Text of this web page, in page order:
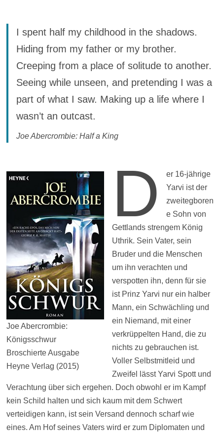
I spent half my childhood in the shadows.
Hiding from my father or my brother.
Creeping from a place of solitude to another.
Seeing while unseen, and pretending I was a
part of what I saw. Making up a life where I
wasn’t an outcast.
Joe Abercrombie: Half a King
Joe Abercrombie:
Königsschwur
Broschierte Ausgabe
Heyne Verlag (2015)
D
er 16-jährige
Yarvi ist der
zweitegboren
e Sohn von
Gettlands strengem König
Uthrik. Sein Vater, sein
Bruder und die Menschen
um ihn verachten und
verspotten ihn, denn für sie
ist Prinz Yarvi nur ein halber
Mann, ein Schwächling und
ein Niemand, mit einer
verkrüppelten Hand, die zu
nichts zu gebrauchen ist.
Voller Selbstmitleid und
Zweifel lässt Yarvi Spott und
Verachtung über sich ergehen. Doch obwohl er im Kampf
kein Schild halten und sich kaum mit dem Schwert
verteidigen kann, ist sein Versand dennoch scharf wie
eines. Am Hof seines Vaters wird er zum Diplomaten und